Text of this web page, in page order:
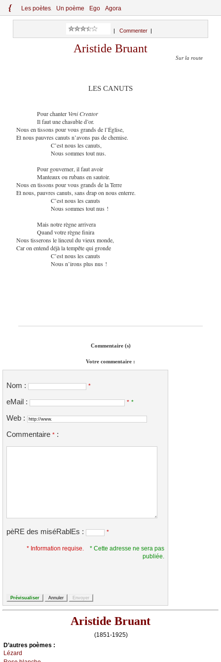
{ Les poètes Un poème Ego Agora
Commenter
Aristide Bruant
Sur la route
LES CANUTS
Pour chanter Veni Creator
Il faut une chasuble d’or.
Nous en tissons pour vous grands de l’Église,
Et nous pauvres canuts n’avons pas de chemise.
C’est nous les canuts,
Nous sommes tout nus.
Pour gouverner, il faut avoir
Manteaux ou rubans en sautoir.
Nous en tissons pour vous grands de la Terre
Et nous, pauvres canuts, sans drap on nous enterre.
C’est nous les canuts
Nous sommes tout nus !
Mais notre règne arrivera
Quand votre règne finira
Nous tisserons le linceul du vieux monde,
Car on entend déjà la tempête qui gronde
C’est nous les canuts
Nous n’irons plus nus !
Commentaire (s)
Votre commentaire :
Nom : *
eMail : * *
Web :
Commentaire * :
pèRE des miséRablEs : *
* Information requise.
* Cette adresse ne sera pas
publiée.
Aristide Bruant
(1851-1925)
D’autrеs pоèmеs :
Lézаrd